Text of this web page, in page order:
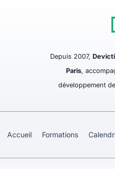
Depuis 2007,
Paris,
développement
Accueil Formations